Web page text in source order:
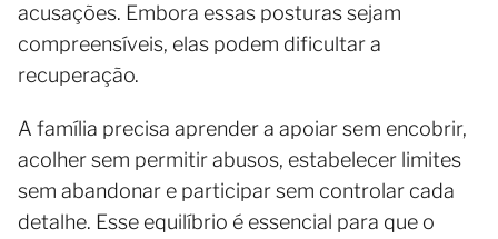
acusações. Embora essas posturas sejam
compreensíveis, elas podem dificultar a
recuperação.
A família precisa aprender a apoiar sem encobrir,
acolher sem permitir abusos, estabelecer limites
sem abandonar e participar sem controlar cada
detalhe. Esse equilíbrio é essencial para que o